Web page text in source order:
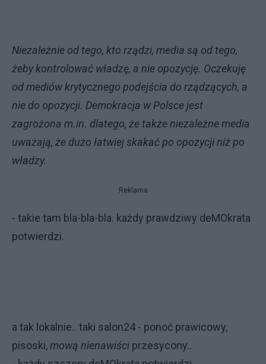
Niezależnie od tego, kto rządzi, media są od tego,
żeby kontrolować władzę, a nie opozycję. Oczekuję
od mediów krytycznego podejścia do rządzących, a
nie do opozycji. Demokracja w Polsce jest
zagrożona m.in. dlatego, że także niezależne media
uważają, że dużo łatwiej skakać po opozycji niż po
władzy.
Reklama
- takie tam bla-bla-bla. każdy prawdziwy deMOkrata
potwierdzi.
a tak lokalnie.. taki salon24 - ponoć prawicowy,
pisoski,mową nienawiści przesycony..